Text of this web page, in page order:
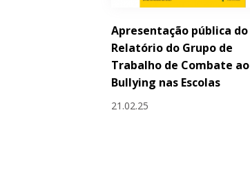
Apresentação pública do
Relatório do Grupo de
Trabalho de Combate ao
Bullying nas Escolas
21.02.25